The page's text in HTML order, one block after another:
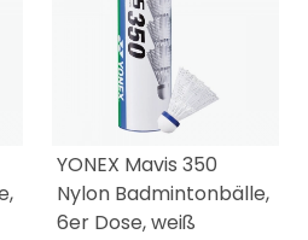
YONEX Mavis 350
Nylon Badmintonbälle,
6er Dose, weiß